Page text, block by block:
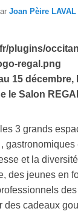
Joan Pèire LAVAL
15
le Salon
3 grands
et la
des jeunes en
des cadeaux